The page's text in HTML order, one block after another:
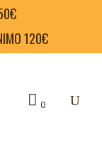
120€
0